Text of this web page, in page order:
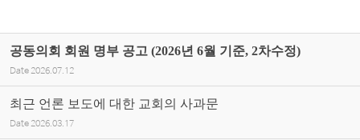
공동의회 회원 명부 공고 (2026년 6월 기준, 2차수정)
Date 2026.07.12
최근 언론 보도에 대한 교회의 사과문
Date 2026.03.17